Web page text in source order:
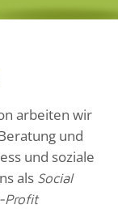
arbeiten wir
und
und soziale
als Social
Profit